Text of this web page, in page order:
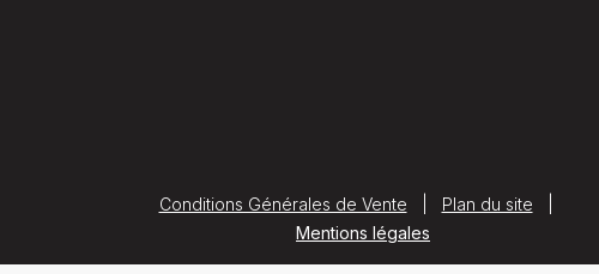
Conditions Générales de Vente Plan du site
Mentions légales